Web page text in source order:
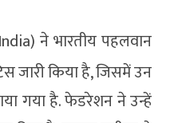
ने भारतीय पहलवान
जारी किया है, जिसमें उन
गया है. फेडरेशन ने उन्हें